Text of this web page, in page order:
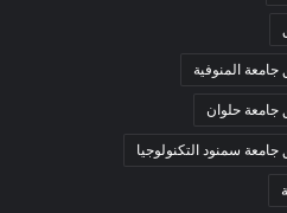
جامعة المنوفية
جامعة حلوان
جامعة سمنود التكنولوجيا